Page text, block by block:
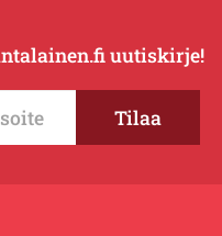
uutiskirje!